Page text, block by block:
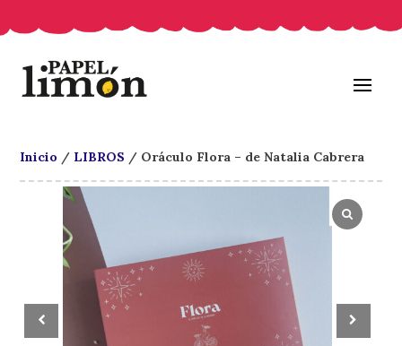
Inicio / LIBROS / Oráculo Flora – de Natalia Cabrera